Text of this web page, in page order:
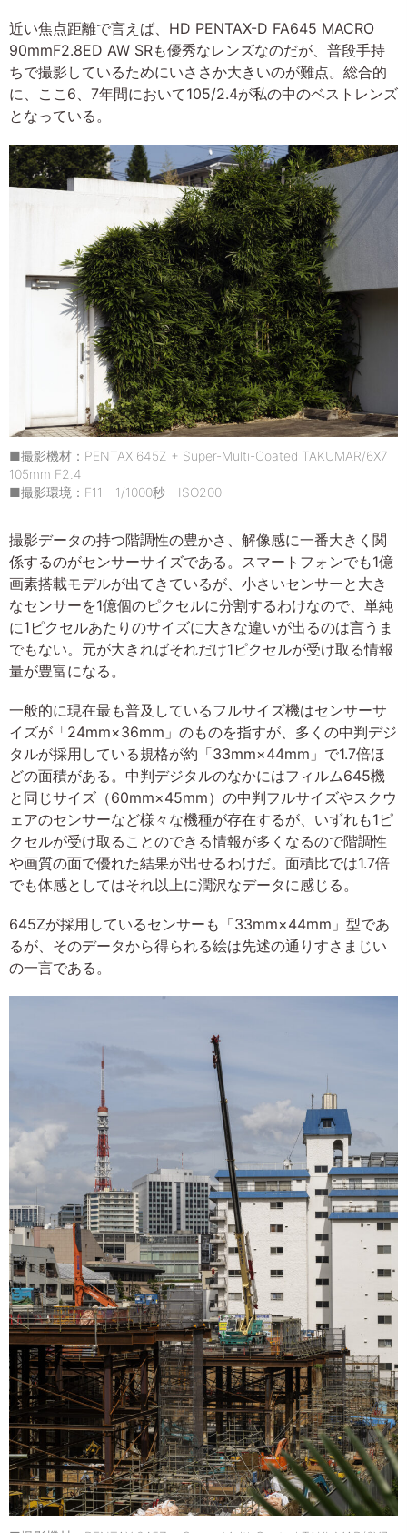
近い焦点距離で言えば、HD PENTAX-D FA645 MACRO
90mmF2.8ED AW SRも優秀なレンズなのだが、普段手持
ちで撮影しているためにいささか大きいのが難点。総合的
に、ここ6、7年間において105/2.4が私の中のベストレンズ
となっている。
■撮影機材：PENTAX 645Z + Super-Multi-Coated TAKUMAR/6X7
105mm F2.4
■撮影環境：F11 1/1000秒 ISO200
撮影データの持つ階調性の豊かさ、解像感に一番大きく関
係するのがセンサーサイズである。スマートフォンでも1億
画素搭載モデルが出てきているが、小さいセンサーと大き
なセンサーを1億個のピクセルに分割するわけなので、単純
に1ピクセルあたりのサイズに大きな違いが出るのは言うま
でもない。元が大きればそれだけ1ピクセルが受け取る情報
量が豊富になる。
一般的に現在最も普及しているフルサイズ機はセンサーサ
イズが「24mm×36mm」のものを指すが、多くの中判デジ
タルが採用している規格が約「33mm×44mm」で1.7倍ほ
どの面積がある。中判デジタルのなかにはフィルム645機
と同じサイズ（60mm×45mm）の中判フルサイズやスクウ
ェアのセンサーなど様々な機種が存在するが、いずれも1ピ
クセルが受け取ることのできる情報が多くなるので階調性
や画質の面で優れた結果が出せるわけだ。面積比では1.7倍
でも体感としてはそれ以上に潤沢なデータに感じる。
645Zが採用しているセンサーも「33mm×44mm」型であ
るが、そのデータから得られる絵は先述の通りすさまじい
の一言である。